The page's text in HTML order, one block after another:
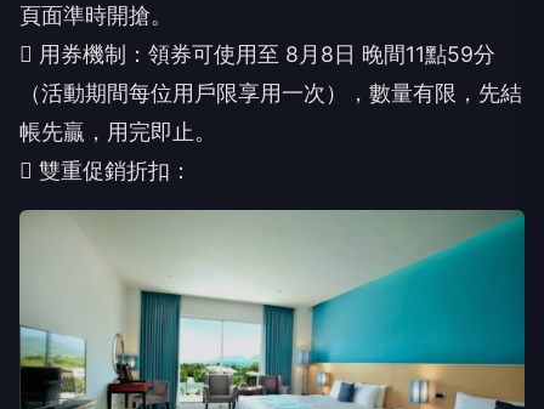
頁面準時開搶。
 用券機制：領券可使用至 8月8日 晚間11點59分
（活動期間每位用戶限享用一次），數量有限，先結
帳先贏，用完即止。
 雙重促銷折扣：